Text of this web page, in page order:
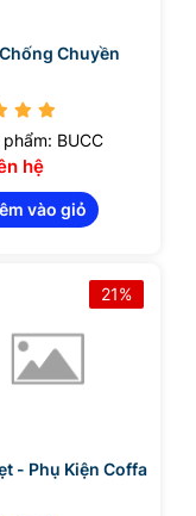
Chuyền
BUCC
hệ
vào giỏ
21%
- Phụ Kiện Coffa